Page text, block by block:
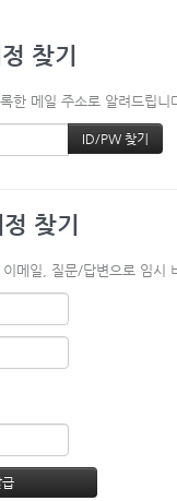
찾기
한 메일 주소로 알려드립
찾기
메일, 질문/답변으로 임시